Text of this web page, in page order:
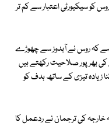
کو سیکیورٹی اعتبار سے کم تر
کہ روس نے آبدوز سے چھوڑے
کی بھر پور صلاحیت رکھتے ہیں
ہائپرسونک میزائل سسٹم اپنی آواز سے 20 گنا زیادہ تیزی کے ساتھ ہدف کو
کی ترجمان نے ردعمل کا